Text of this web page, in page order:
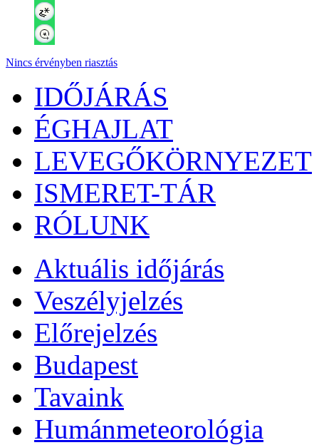
Nincs érvényben riasztás
IDŐJÁRÁS
ÉGHAJLAT
LEVEGŐKÖRNYEZET
ISMERET-TÁR
RÓLUNK
Aktuális időjárás
Veszélyjelzés
Előrejelzés
Budapest
Tavaink
Humánmeteorológia